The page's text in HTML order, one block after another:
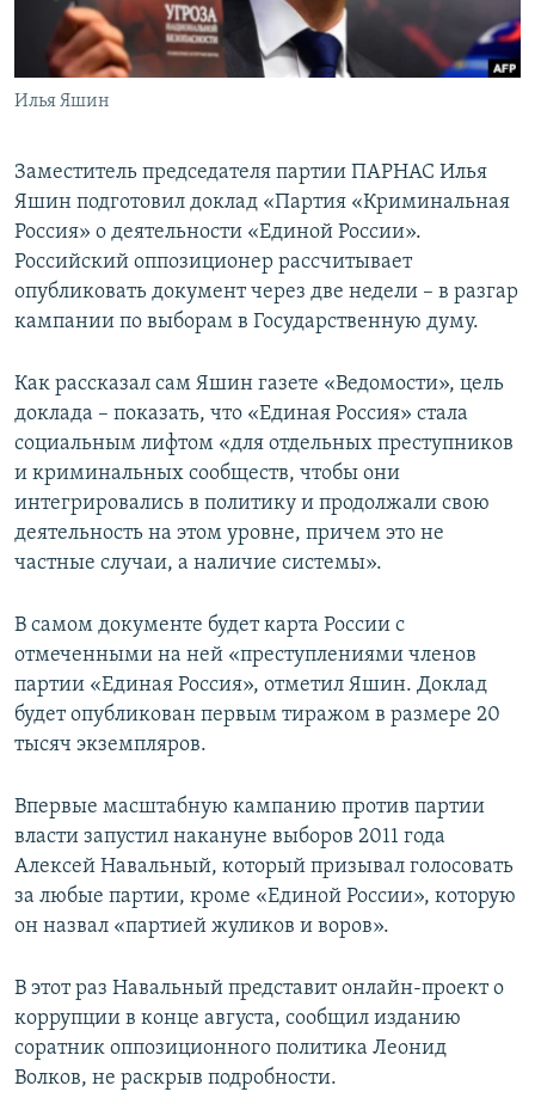
ПОБЕДИТЕЛЕЙ НЕ СУДЯТ?
КРЫМ.НЕПОКОРЕННЫЙ
ELIFBE
ПРИСОЕДИНЯЙТЕСЬ!
Все сайты RFE/RL
Илья Яшин
Заместитель председателя партии ПАРНАС Илья
Яшин подготовил доклад «Партия «Криминальная
Россия» о деятельности «Единой России».
Российский оппозиционер рассчитывает
опубликовать документ через две недели – в разгар
кампании по выборам в Государственную думу.
Как рассказал сам Яшин газете «Ведомости», цель
доклада – показать, что «Единая Россия» стала
социальным лифтом «для отдельных преступников
и криминальных сообществ, чтобы они
интегрировались в политику и продолжали свою
деятельность на этом уровне, причем это не
частные случаи, а наличие системы».
В самом документе будет карта России с
отмеченными на ней «преступлениями членов
партии «Единая Россия», отметил Яшин. Доклад
будет опубликован первым тиражом в размере 20
тысяч экземпляров.
Впервые масштабную кампанию против партии
власти запустил накануне выборов 2011 года
Алексей Навальный, который призывал голосовать
за любые партии, кроме «Единой России», которую
он назвал «партией жуликов и воров».
В этот раз Навальный представит онлайн-проект о
коррупции в конце августа, сообщил изданию
соратник оппозиционного политика Леонид
Волков, не раскрыв подробности.